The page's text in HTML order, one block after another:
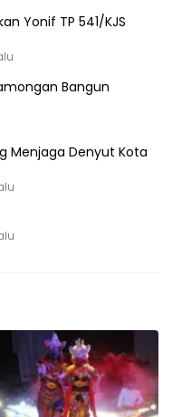
Yonif TP 541/KJS
Bangun
Menjaga Denyut Kota